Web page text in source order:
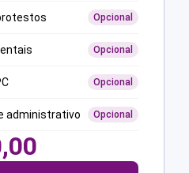
Opcional
Opcional
Opcional
administrativo Opcional